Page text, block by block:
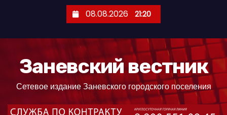
08.08.2026 21:20
Заневский вестник
Сетевое издание Заневского городского поселения